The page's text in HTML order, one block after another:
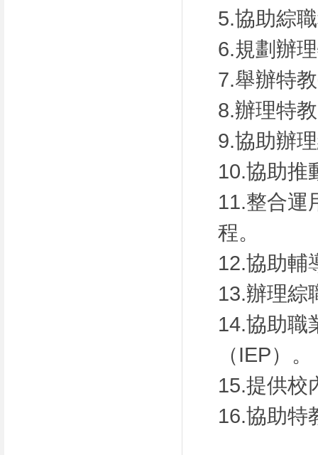
5.協助綜
6.規劃辦
7.舉辦特
8.辦理特
9.協助辦
10.協助推
11.整合運
程。
12.協助輔
13.辦理綜
14.協助職
（IEP）。
15.提供校
16.協助特